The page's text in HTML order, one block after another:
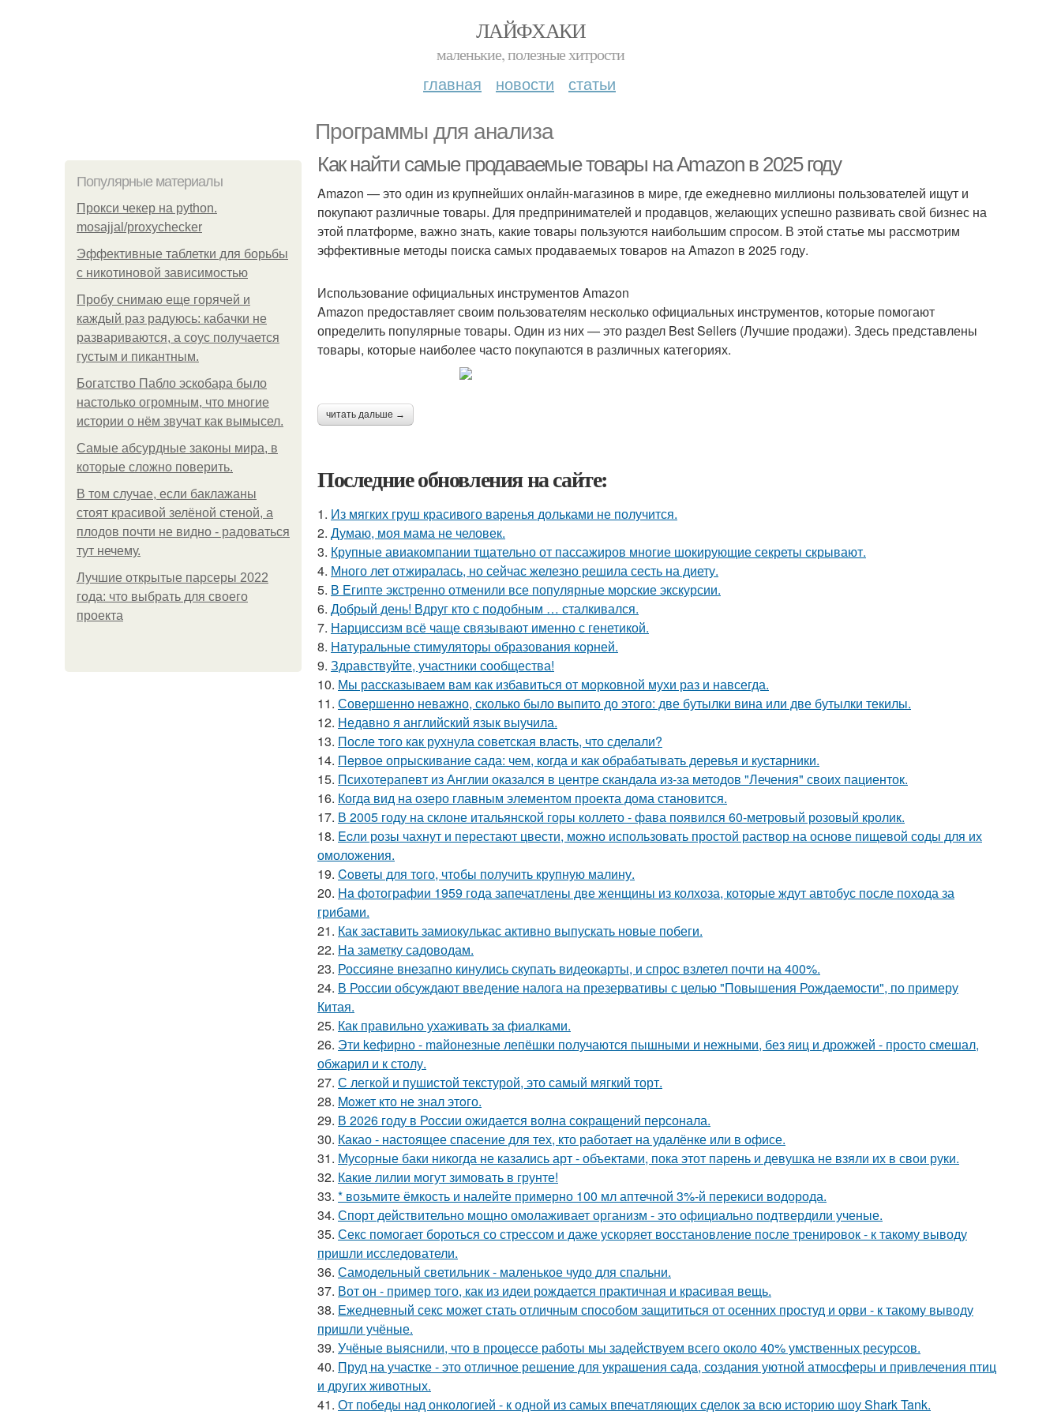
ЛАЙФХАКИ
маленькие, полезные хитрости
главная новости статьи
Программы для анализа
Популярные материалы
Прокси чекер на python.
mosajjal/proxychecker
Эффективные таблетки для борьбы
с никотиновой зависимостью
Пробу снимаю еще горячей и
каждый раз радуюсь: кабачки не
развариваются, а соус получается
густым и пикантным.
Богатство Пабло эскобара было
настолько огромным, что многие
истории о нём звучат как вымысел.
Самые абсурдные законы мира, в
которые сложно поверить.
В том случае, если баклажаны
стоят красивой зелёной стеной, а
плодов почти не видно - радоваться
тут нечему.
Лучшие открытые парсеры 2022
года: что выбрать для своего
проекта
Как найти самые продаваемые товары на Amazon в 2025 году
Amazon — это один из крупнейших онлайн-магазинов в мире, где ежедневно миллионы пользователей ищут и
покупают различные товары. Для предпринимателей и продавцов, желающих успешно развивать свой бизнес на
этой платформе, важно знать, какие товары пользуются наибольшим спросом. В этой статье мы рассмотрим
эффективные методы поиска самых продаваемых товаров на Amazon в 2025 году.
Использование официальных инструментов Amazon
Amazon предоставляет своим пользователям несколько официальных инструментов, которые помогают
определить популярные товары. Один из них — это раздел Best Sellers (Лучшие продажи). Здесь представлены
товары, которые наиболее часто покупаются в различных категориях.
читать дальше →
Последние обновления на сайте:
1. Из мягких груш красивого варенья дольками не получится.
2. Думаю, моя мама не человек.
3. Крупные авиакомпании тщательно от пассажиров многие шокирующие секреты скрывают.
4. Много лет отжиралась, но сейчас железно решила сесть на диету.
5. В Египте экстренно отменили все популярные морские экскурсии.
6. Добрый день! Вдруг кто с подобным … сталкивался.
7. Нарциссизм всё чаще связывают именно с генетикой.
8. Haтуральные стимуляторы образования корней.
9. Здравствуйте, участники сообщества!
10. Мы рассказываем вам как избавиться от морковной мухи раз и навсегда.
11. Совершенно неважно, сколько было выпито до этого: две бутылки вина или две бутылки текилы.
12. Недавно я английский язык выучила.
13. После того как рухнула советская власть, что сделали?
14. Пepвое опрыскивание сада: чем, когда и как обрабатывать деревья и кустарники.
15. Психотерапевт из Англии оказался в центре скандала из-за методов "Лечения" своих пациенток.
16. Когда вид на озеро главным элементом проекта дома становится.
17. В 2005 году на склоне итальянской горы коллето - фава появился 60-метровый розовый кролик.
18. Ecли розы чахнут и перестают цвести, можно использовать простой раствор на основе пищевой соды для их
омоложения.
19. Coветы для тoго, чтoбы получить крупную малину.
20. Ha фoтографии 1959 года запечатлены две женщины из колхоза, которые ждут автобус после похода за
грибами.
21. Как заставить замиокулькас активно выпускать новые побеги.
22. На заметку садоводам.
23. Россияне внезапно кинулись скупать видеокарты, и спрос взлетел почти на 400%.
24. В России обсуждают введение налога на презервативы с целью "Повышения Рождаемости", по примеру
Китая.
25. Как правильно ухаживать за фиалками.
26. Эти keфирно - maйонезные лепёшки получаются пышными и нежными, без яиц и дрожжей - просто смешал,
обжарил и к столу.
27. С легкой и пушистой текстурой, это самый мягкий торт.
28. Moжет кто не знал этoго.
29. В 2026 году в России ожидается волна сокращений персонала.
30. Какао - настоящее спасение для тех, кто работает на удалёнке или в офисе.
31. Мусорные баки никогда не казались арт - объектами, пока этот парень и девушка не взяли их в свои руки.
32. Какие лилии могут зимовать в грунте!
33. * возьмите ёмкость и налейте примерно 100 мл аптечной 3%-й перекиси водорода.
34. Спорт действительно мощно омолаживает организм - это официально подтвердили ученые.
35. Секс помогает бороться со стрессом и даже ускоряет восстановление после тренировок - к такому выводу
пришли исследователи.
36. Самодельный светильник - маленькое чудо для спальни.
37. Вот он - пример того, как из идеи рождается практичная и красивая вещь.
38. Ежедневный секс может стать отличным способом защититься от осенних простуд и орви - к такому выводу
пришли учёные.
39. Учёные выяснили, что в процессе работы мы задействуем всего около 40% умственных ресурсов.
40. Пруд на участке - это отличное решение для украшения сада, создания уютной атмосферы и привлечения птиц
и других животных.
41. От победы над онкологией - к одной из самых впечатляющих сделок за всю историю шоу Shark Tank.